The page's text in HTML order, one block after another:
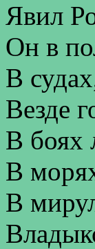
Явил
Он в
В
Везде
В боях
В
В